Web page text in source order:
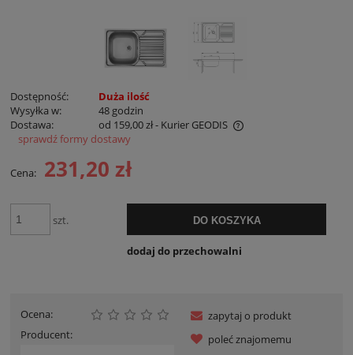
Dostępność:
Duża ilość
Wysyłka w:
48 godzin
Dostawa:
od 159,00 zł- Kurier GEODIS
Cena nie zawiera ewentualnych kosztów płatności
sprawdź formy dostawy
Cena: 231,20 zł
szt. DO KOSZYKA
dodaj do przechowalni
Ocena:
Producent:
zapytaj o produkt
poleć znajomemu